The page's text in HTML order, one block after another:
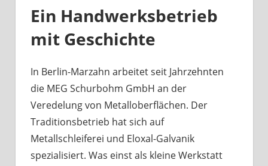
Ein Handwerksbetrieb
mit Geschichte
In Berlin-Marzahn arbeitet seit Jahrzehnten
die MEG Schurbohm GmbH an der
Veredelung von Metalloberflächen. Der
Traditionsbetrieb hat sich auf
Metallschleiferei und Eloxal-Galvanik
spezialisiert. Was einst als kleine Werkstatt